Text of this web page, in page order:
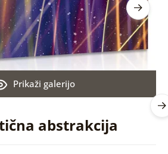
abstrakcija
Prikaži galerijo